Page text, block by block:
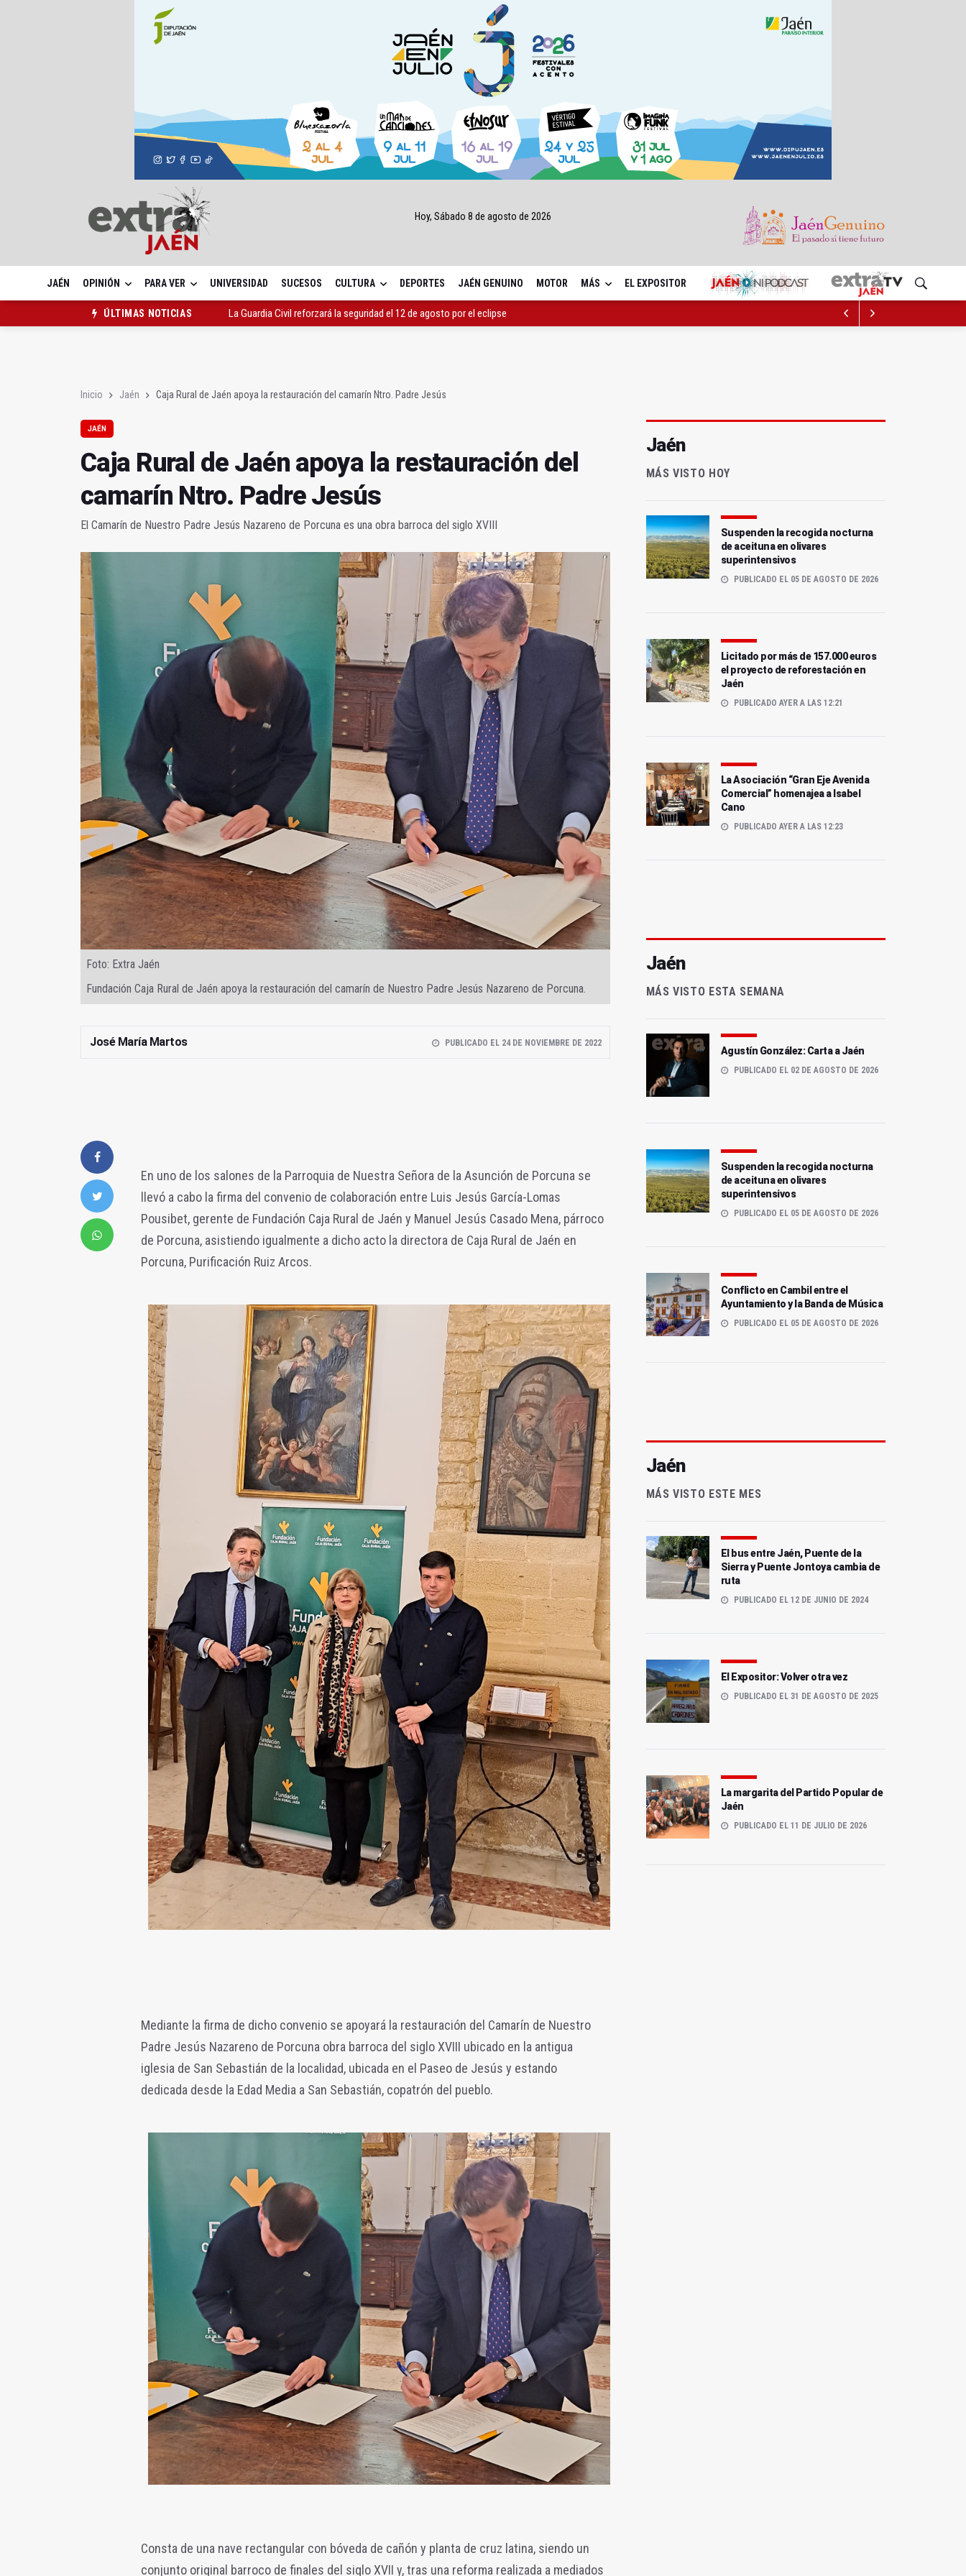
Hoy, Sábado 8 de agosto de 2026
JAÉN OPINIÓN PARA VER UNIVERSIDAD SUCESOS CULTURA DEPORTES JAÉN GENUINO MOTOR MÁS EL EXPOSITOR
ÚLTIMAS NOTICIAS
La Guardia Civil reforzará la seguridad el 12 de agosto por el eclipse
Inicio Jaén Caja Rural de Jaén apoya la restauración del camarín Ntro. Padre Jesús
JAÉN
Caja Rural de Jaén apoya la restauración del
camarín Ntro. Padre Jesús
El Camarín de Nuestro Padre Jesús Nazareno de Porcuna es una obra barroca del siglo XVIII
Foto: Extra Jaén
Fundación Caja Rural de Jaén apoya la restauración del camarín de Nuestro Padre Jesús Nazareno de Porcuna.
José María Martos PUBLICADO EL 24 DE NOVIEMBRE DE 2022
En uno de los salones de la Parroquia de Nuestra Señora de la Asunción de Porcuna se
llevó a cabo la firma del convenio de colaboración entre Luis Jesús García-Lomas
Pousibet, gerente de Fundación Caja Rural de Jaén y Manuel Jesús Casado Mena, párroco
de Porcuna, asistiendo igualmente a dicho acto la directora de Caja Rural de Jaén en
Porcuna, Purificación Ruiz Arcos.
Mediante la firma de dicho convenio se apoyará la restauración del Camarín de Nuestro
Padre Jesús Nazareno de Porcuna obra barroca del siglo XVIII ubicado en la antigua
iglesia de San Sebastián de la localidad, ubicada en el Paseo de Jesús y estando
dedicada desde la Edad Media a San Sebastián, copatrón del pueblo.
Consta de una nave rectangular con bóveda de cañón y planta de cruz latina, siendo un
conjunto original barroco de finales del siglo XVII y, tras una reforma realizada a mediados
Jaén
MÁS VISTO HOY
Suspenden la recogida nocturna
de aceituna en olivares
superintensivos
PUBLICADO EL 05 DE AGOSTO DE 2026
Licitado por más de 157.000 euros
el proyecto de reforestación en
Jaén
PUBLICADO AYER A LAS 12:21
La Asociación “Gran Eje Avenida
Comercial” homenajea a Isabel
Cano
PUBLICADO AYER A LAS 12:23
Jaén
MÁS VISTO ESTA SEMANA
Agustín González: Carta a Jaén
PUBLICADO EL 02 DE AGOSTO DE 2026
Suspenden la recogida nocturna
de aceituna en olivares
superintensivos
PUBLICADO EL 05 DE AGOSTO DE 2026
Conflicto en Cambil entre el
Ayuntamiento y la Banda de Música
PUBLICADO EL 05 DE AGOSTO DE 2026
Jaén
MÁS VISTO ESTE MES
El bus entre Jaén, Puente de la
Sierra y Puente Jontoya cambia de
ruta
PUBLICADO EL 12 DE JUNIO DE 2024
El Expositor: Volver otra vez
PUBLICADO EL 31 DE AGOSTO DE 2025
La margarita del Partido Popular de
Jaén
PUBLICADO EL 11 DE JULIO DE 2026